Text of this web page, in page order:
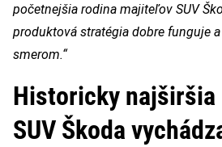
početnejšia rodina majiteľov SUV
produktová stratégia dobre funguje
smerom.“
Historicky najširšia
SUV Škoda